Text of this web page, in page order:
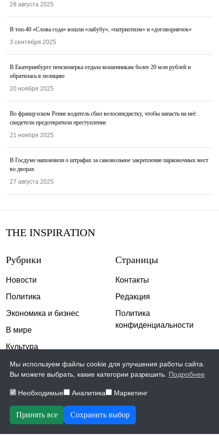
28 августа 2025
В топ-40 «Слова года» вошли «лабубу», «патриотизм» и «договорнячок»
3 сентября 2025
В Екатеринбурге пенсионерка отдала мошенникам более 20 млн рублей и
обратилась в полицию
20 ноября 2025
Во французском Ренне водитель сбил велосипедистку, чтобы напасть на неё:
свидетели предотвратили преступление
21 ноября 2025
В Госдуме напомнили о штрафах за самовольное закрепление парковочных мест
во дворах
27 августа 2025
THE INSPIRATION
Рубрики
Новости
Политика
Экономика и бизнес
В мире
Культура
Спорт
Происшествия
Скандалы
Страницы
Контакты
Редакция
Политика
конфиденциальности
Мы используем файлы cookie для улучшения работы сайта.
Вы можете выбрать, какие категории разрешить. Подробнее
Необходимые Аналитика Маркетинг
Принять все Сохранить выбор